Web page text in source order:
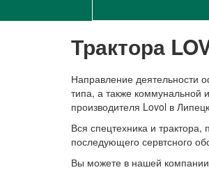
Трактора
Направление деятельности
типа, а также
производителя Lovol в
Вся спецтехника и
последующего сервтсного
Вы можете в нашей компании